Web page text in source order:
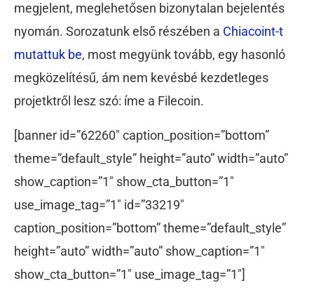
megjelent, meglehetősen bizonytalan bejelentés
nyomán. Sorozatunk első részében a Chiacoint-t
mutattuk be, most megyünk tovább, egy hasonló
megközelítésű, ám nem kevésbé kezdetleges
projetktről lesz szó: íme a Filecoin.
[banner id=”62260″ caption_position=”bottom”
theme=”default_style” height=”auto” width=”auto”
show_caption=”1″ show_cta_button=”1″
use_image_tag=”1″ id=”33219″
caption_position=”bottom” theme=”default_style”
height=”auto” width=”auto” show_caption=”1″
show_cta_button=”1″ use_image_tag=”1″]